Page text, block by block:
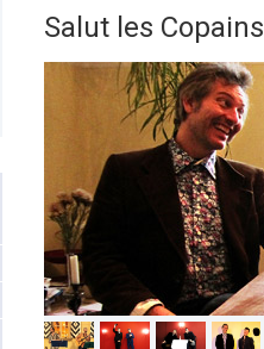
Salut les Copains